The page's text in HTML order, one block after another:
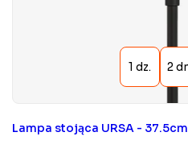
Lampa stojąca URSA - 37.5cm